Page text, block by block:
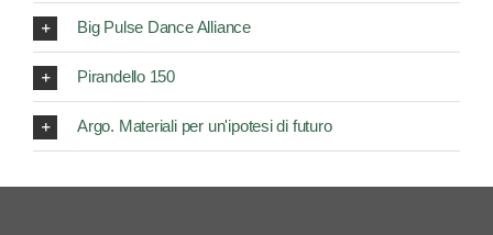
Big Pulse Dance Alliance
Pirandello 150
Argo. Materiali per un'ipotesi di futuro